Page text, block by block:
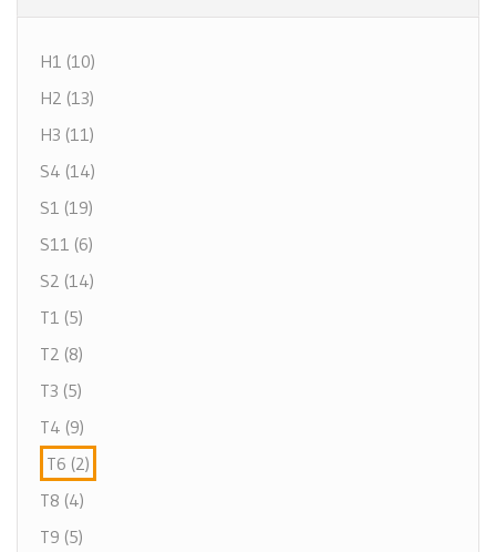
H1 (10)
H2 (13)
H3 (11)
S4 (14)
S1 (19)
S11 (6)
S2 (14)
T1 (5)
T2 (8)
T3 (5)
T4 (9)
T6 (2)
T8 (4)
T9 (5)